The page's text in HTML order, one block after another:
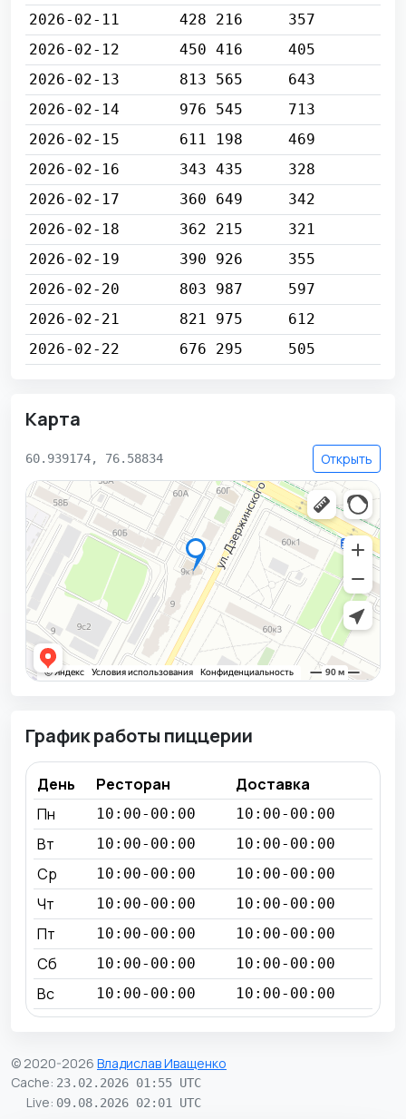
2026-02-11
428 216
357
2026-02-12
450 416
405
2026-02-13
813 565
643
2026-02-14
976 545
713
2026-02-15
611 198
469
2026-02-16
343 435
328
2026-02-17
360 649
342
2026-02-18
362 215
321
2026-02-19
390 926
355
2026-02-20
803 987
597
2026-02-21
821 975
612
2026-02-22
676 295 505
Карта
60.939174, 76.58834 Открыть
График работы пиццерии
День Ресторан
Доставка
Пн
10:00-00:00 10:00-00:00
Вт 10:00-00:00 10:00-00:00
Ср 10:00-00:00 10:00-00:00
Чт 10:00-00:00 10:00-00:00
Пт 10:00-00:00 10:00-00:00
Сб 10:00-00:00 10:00-00:00
Вс 10:00-00:00 10:00-00:00
© 2020-2026 Владислав Иващенко
Cache: 23.02.2026 01:55 UTC
Live: 09.08.2026 02:01 UTC